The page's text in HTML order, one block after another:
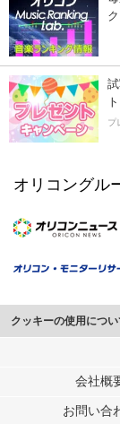
ク
プ
オリコングル
クッキーの使用につい
このサイトでは
行っています。
メディアや広告配信
会社概
お問い合